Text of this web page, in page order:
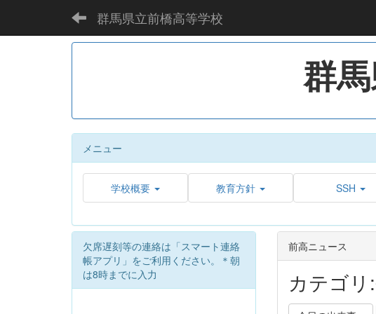
群馬県立前橋高等学校
群
メニュー
学校概要 教育方針 SSH
前高ニュース
カテゴ
欠席遅刻等の連絡は「スマート連絡
帳アプリ」をご利用ください。＊朝
は8時までに入力